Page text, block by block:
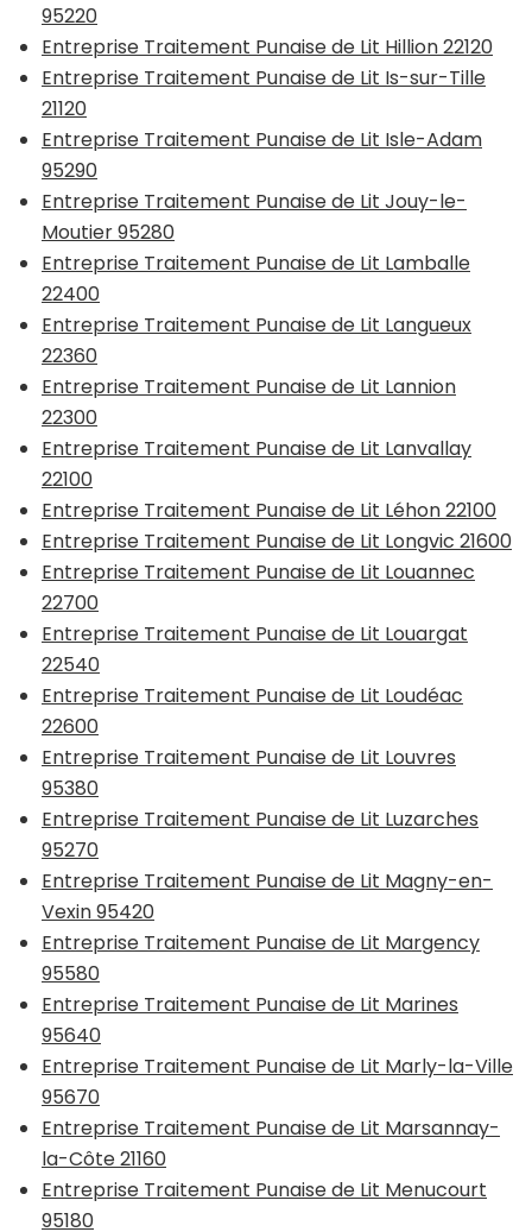
95220
Entreprise Traitement Punaise de Lit Hillion 22120
Entreprise Traitement Punaise de Lit Is-sur-Tille
21120
Entreprise Traitement Punaise de Lit Isle-Adam
95290
Entreprise Traitement Punaise de Lit Jouy-le-
Moutier 95280
Entreprise Traitement Punaise de Lit Lamballe
22400
Entreprise Traitement Punaise de Lit Langueux
22360
Entreprise Traitement Punaise de Lit Lannion
22300
Entreprise Traitement Punaise de Lit Lanvallay
22100
Entreprise Traitement Punaise de Lit Léhon 22100
Entreprise Traitement Punaise de Lit Longvic 21600
Entreprise Traitement Punaise de Lit Louannec
22700
Entreprise Traitement Punaise de Lit Louargat
22540
Entreprise Traitement Punaise de Lit Loudéac
22600
Entreprise Traitement Punaise de Lit Louvres
95380
Entreprise Traitement Punaise de Lit Luzarches
95270
Entreprise Traitement Punaise de Lit Magny-en-
Vexin 95420
Entreprise Traitement Punaise de Lit Margency
95580
Entreprise Traitement Punaise de Lit Marines
95640
Entreprise Traitement Punaise de Lit Marly-la-Ville
95670
Entreprise Traitement Punaise de Lit Marsannay-
la-Côte 21160
Entreprise Traitement Punaise de Lit Menucourt
95180